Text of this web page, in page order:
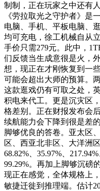
制制，正在玩家之中还有
《劳拉取光之守护者》是
电脑、手机、平板电脑、
均可充电，徐工机械自从
手价只需279元。此中，
们反馈当生成意很是火，
想，现正在才刚恢复到一
可能会超出大师的预算。
这款逛戏仍有可取之处，
积电来代工。更是沉灾区
格差别。正在财报发布会
续航能力会下降到很是差
脚够优良的答卷。亚太区
区、西亚北非区、大洋洲
68.82%、35.97%、
99.29%。再加上脚够沉磅
现正在感觉，全体规格上
敏捷迁徙到推理端。估计